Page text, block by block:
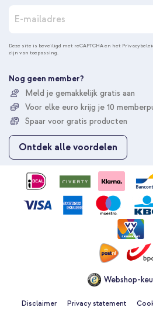
n
n
e
u
o
p
z
Deze site is beveiligd met reCAPTCHA en het
zijn van toepassing.
Nog geen member?
Meld je gemakkelijk gratis aan
Voor elke euro krijg je 10
Spaar voor gratis producten
Ontdek alle voordelen
Webshop-
Disclaimer Privacy statement